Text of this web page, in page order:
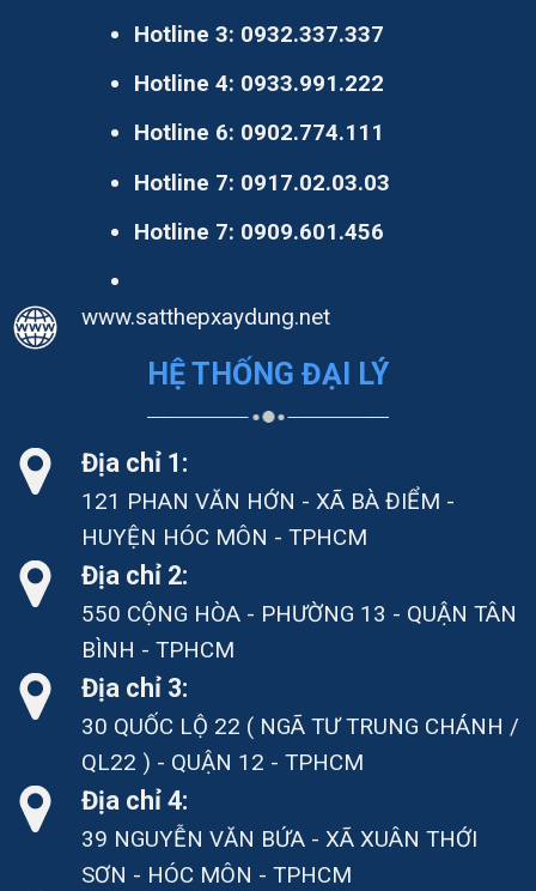
Hotline 3: 0932.337.337
Hotline 4: 0933.991.222
Hotline 6: 0902.774.111
Hotline 7: 0917.02.03.03
Hotline 7: 0909.601.456
www.satthepxaydung.net
HỆ THỐNG ĐẠI LÝ
Địa chỉ 1:
121 PHAN VĂN HỚN - XÃ BÀ ĐIỂM -
HUYỆN HÓC MÔN - TPHCM
Địa chỉ 2:
550 CỘNG HÒA - PHƯỜNG 13 - QUẬN TÂN
BÌNH - TPHCM
Địa chỉ 3:
30 QUỐC LỘ 22 ( NGÃ TƯ TRUNG CHÁNH /
QL22 ) - QUẬN 12 - TPHCM
Địa chỉ 4:
39 NGUYỄN VĂN BỨA - XÃ XUÂN THỚI
SƠN - HÓC MÔN - TPHCM